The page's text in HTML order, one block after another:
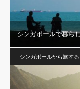
シンガポールで暮ら
シンガポールから旅する